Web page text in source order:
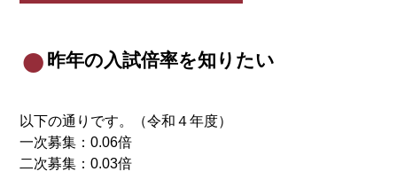
昨年の入試倍率を知りたい
以下の通りです。（令和４年度）
一次募集：0.06倍
二次募集：0.03倍